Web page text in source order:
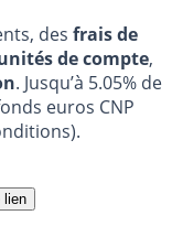
des frais de
de compte,
. Jusqu’à 5.05% de
euros CNP
lien